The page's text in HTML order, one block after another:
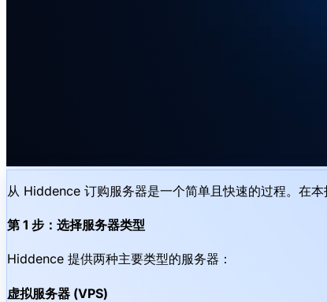
从 Hiddence 订购服务器是一个简单且快速的过程。在
第 1 步：选择服务器类型
Hiddence 提供两种主要类型的服务器：
虚拟服务器 (VPS)